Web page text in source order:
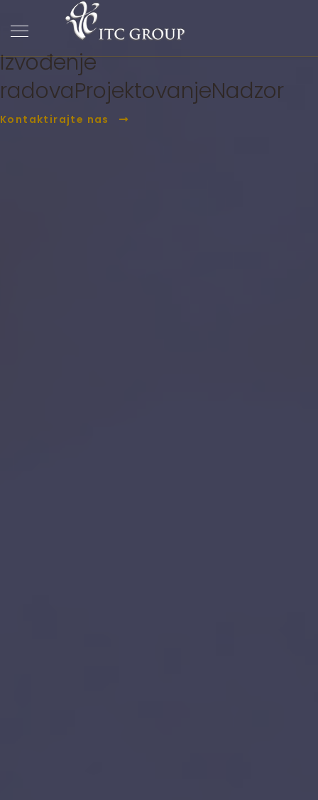
PC Građevina
Izvođenje
radovaProjektovanjeNadzor
Kontaktirajte nas